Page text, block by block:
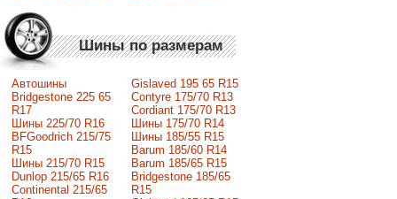
Шины по размерам
Автошины
Bridgestone 225 65
R17
Шины 225/70 R16
BFGoodrich 215/75
R15
Шины 215/70 R15
Dunlop 215/65 R16
Continental 215/65
Gislaved 195 65 R15
Contyre 175/70 R13
Cordiant 175/70 R13
Шины 175/70 R14
Шины 185/55 R15
Barum 185/60 R14
Barum 185/65 R15
Bridgestone 185/65
R15